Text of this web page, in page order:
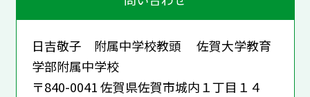
日吉敬子 附属中学校教頭 佐賀大学教育
学部附属中学校
〒840-0041 佐賀県佐賀市城内１丁目１４